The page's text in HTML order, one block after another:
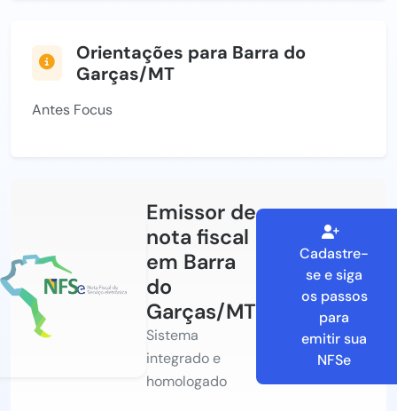
Orientações para Barra do
Garças/MT
Antes Focus
Emissor de
nota fiscal
em Barra
do
Garças/MT
Sistema
integrado e
homologado
Cadastre-
se e siga
os passos
para
emitir sua
NFSe